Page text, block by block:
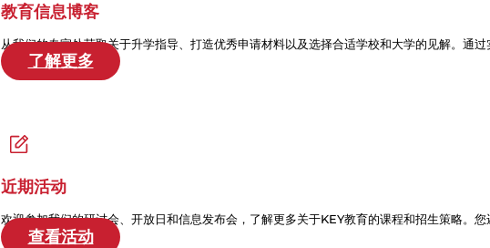
教育信息博客
从我们的专家处获取关于升学指导、打造优秀申请材料以及选择合适学校和大学的见解。通
了解更多
近期活动
欢迎参加我们的研讨会、开放日和信息发布会，了解更多关于KEY教育的课程和招生策略。
查看活动